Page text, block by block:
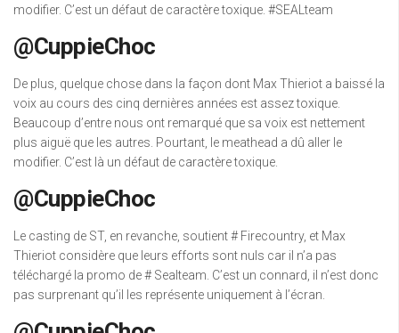
modifier. C’est un défaut de caractère toxique. #SEALteam
@CuppieChoc
De plus, quelque chose dans la façon dont Max Thieriot a baissé la
voix au cours des cinq dernières années est assez toxique.
Beaucoup d’entre nous ont remarqué que sa voix est nettement
plus aiguë que les autres. Pourtant, le meathead a dû aller le
modifier. C’est là un défaut de caractère toxique.
@CuppieChoc
Le casting de ST, en revanche, soutient # Firecountry, et Max
Thieriot considère que leurs efforts sont nuls car il n’a pas
téléchargé la promo de # Sealteam. C’est un connard, il n’est donc
pas surprenant qu’il les représente uniquement à l’écran.